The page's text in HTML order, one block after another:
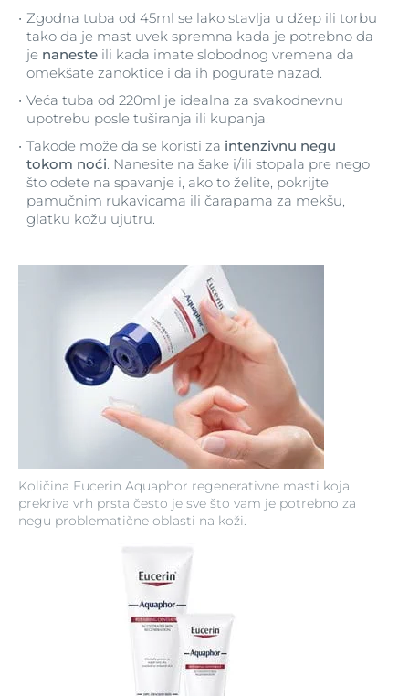
Količina Eucerin Aquaphor regenerativne masti koja
prekriva vrh prsta često je sve što vam je potrebno za
negu problematične oblasti na koži.
Zgodna tuba od 45ml se lako stavlja u džep ili torbu
tako da je mast uvek spremna kada je potrebno da
je naneste ili kada imate slobodnog vremena da
omekšate zanoktice i da ih pogurate nazad.
Veća tuba od 220ml je idealna za svakodnevnu
upotrebu posle tuširanja ili kupanja.
Takođe može da se koristi za intenzivnu negu
tokom noći. Nanesite na šake i/ili stopala pre nego
što odete na spavanje i, ako to želite, pokrijte
pamučnim rukavicama ili čarapama za mekšu,
glatku kožu ujutru.